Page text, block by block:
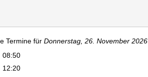
Termine fürDonnerstag, 26. November 2026
08:50
12:20